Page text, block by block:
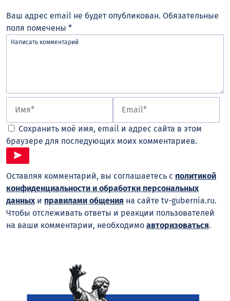
Ваш адрес email не будет опубликован. Обязательные
поля помечены *
Сохранить моё имя, email и адрес сайта в этом
браузере для последующих моих комментариев.
Оставляя комментарий, вы соглашаетесь с политикой
конфиденциальности и обработки персональных
данныхи правилами общения на сайте tv-gubernia.ru.
Чтобы отслеживать ответы и реакции пользователей
на ваши комментарии, необходимо авторизоваться.